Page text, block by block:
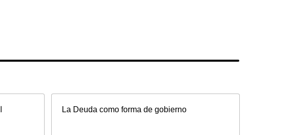
La Deuda como forma de gobierno